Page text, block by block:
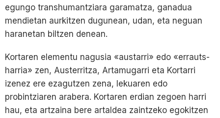
egungo transhumantziara garamatza, ganadua
mendietan aurkitzen dugunean, udan, eta neguan
haranetan biltzen denean.
Kortaren elementu nagusia «austarri» edo «errauts-
harria» zen, Austerritza, Artamugarri eta Kortarri
izenez ere ezagutzen zena, lekuaren edo
probintziaren arabera. Kortaren erdian zegoen harri
hau, eta artzaina bere artaldea zaintzeko egokitzen